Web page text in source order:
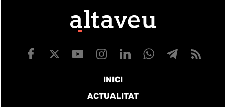
INICI
ACTUALITAT